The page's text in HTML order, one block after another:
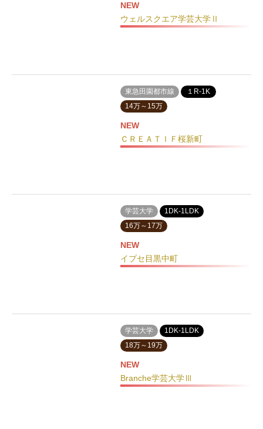
NEW
ウェルスクエア学芸大学Ⅱ
東急田園都市線
１R-1K
14万～15万
NEW
ＣＲＥＡＴＩＦ桜新町
学芸大学
1DK-1LDK
16万～17万
NEW
イプセ目黒中町
学芸大学
1DK-1LDK
18万～19万
NEW
Branche学芸大学Ⅲ